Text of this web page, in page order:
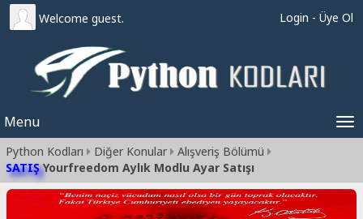
Welcome guest. Login - Üye Ol
Menu
Python Kodları Diğer Konular
Alışveriş Bölümü
SATIŞYourfreedom Aylık Modlu Ayar Satışı